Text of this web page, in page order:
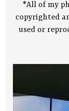
*All of my
copyrighted
used or